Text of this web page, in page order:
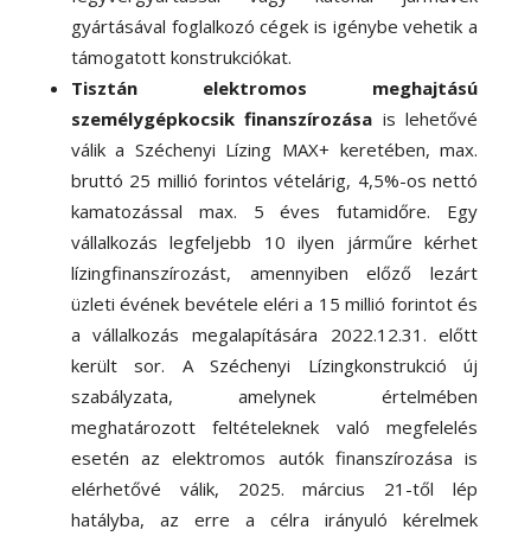
gyártásával foglalkozó cégek is igénybe vehetik a
támogatott konstrukciókat.
Tisztán elektromos meghajtású
személygépkocsik finanszírozása is lehetővé
válik a Széchenyi Lízing MAX+ keretében, max.
bruttó 25 millió forintos vételárig, 4,5%-os nettó
kamatozással max. 5 éves futamidőre. Egy
vállalkozás legfeljebb 10 ilyen járműre kérhet
lízingfinanszírozást, amennyiben előző lezárt
üzleti évének bevétele eléri a 15 millió forintot és
a vállalkozás megalapítására 2022.12.31. előtt
került sor. A Széchenyi Lízingkonstrukció új
szabályzata, amelynek értelmében
meghatározott feltételeknek való megfelelés
esetén az elektromos autók finanszírozása is
elérhetővé válik, 2025. március 21-től lép
hatályba, az erre a célra irányuló kérelmek